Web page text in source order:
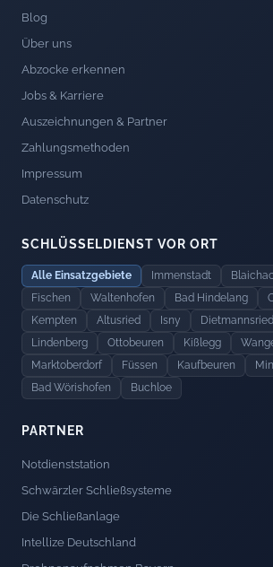
Blog
Über uns
Abzocke erkennen
Jobs & Karriere
Auszeichnungen & Partner
Zahlungsmethoden
Impressum
Datenschutz
SCHLÜSSELDIENST VOR ORT
Alle Einsatzgebiete Immenstadt
Fischen
Waltenhofen Bad Hindelang
Kempten
Altusried Isny Dietmannsried
Lindenberg
Ottobeuren Kißlegg
Marktoberdorf
Füssen Kaufbeuren
Bad Wörishofen
Buchloe
PARTNER
Notdienststation
Schwärzler Schließsysteme
Die Schließanlage
Intellize Deutschland